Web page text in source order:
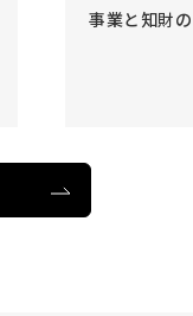
～法務クラ